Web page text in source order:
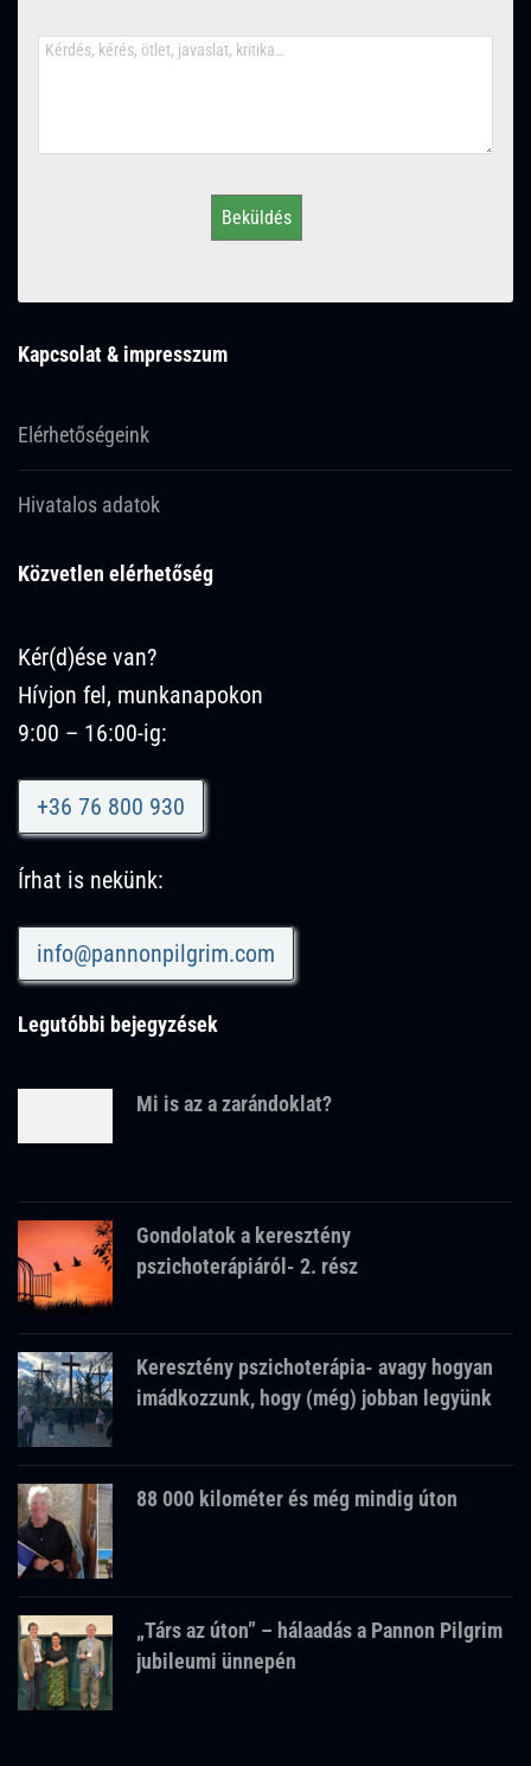
Beküldés
Kapcsolat & impresszum
Elérhetőségeink
Hivatalos adatok
Közvetlen elérhetőség
Kér(d)ése van?
Hívjon fel, munkanapokon
9:00 – 16:00-ig:
+36 76 800 930
Írhat is nekünk:
info@pannonpilgrim.com
Legutóbbi bejegyzések
Mi is az a zarándoklat?
Gondolatok a keresztény
pszichoterápiáról- 2. rész
Keresztény pszichoterápia- avagy hogyan
imádkozzunk, hogy (még) jobban legyünk
88 000 kilométer és még mindig úton
„Társ az úton” – hálaadás a Pannon Pilgrim
jubileumi ünnepén